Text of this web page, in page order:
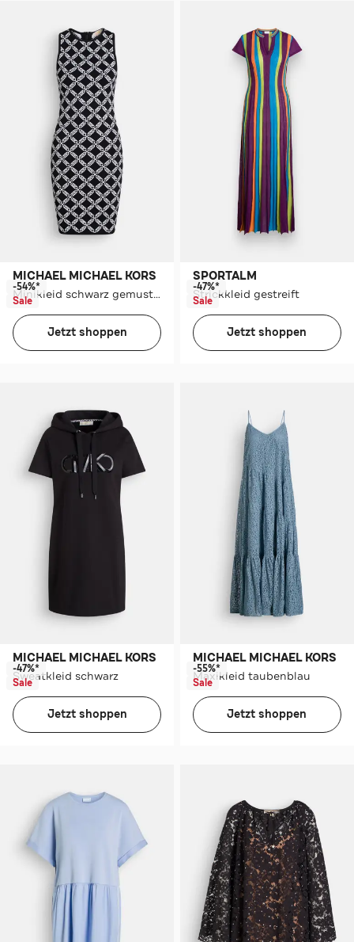
MICHAEL MICHAEL KORS
Minikleid schwarz gemustert
-54%*
Sale
Jetzt shoppen
SPORTALM
Strickkleid gestreift
-47%*
Sale
Jetzt shoppen
MICHAEL MICHAEL KORS
Sweatkleid schwarz
-47%*
Sale
Jetzt shoppen
MICHAEL MICHAEL KORS
Maxikleid taubenblau
-55%*
Sale
Jetzt shoppen